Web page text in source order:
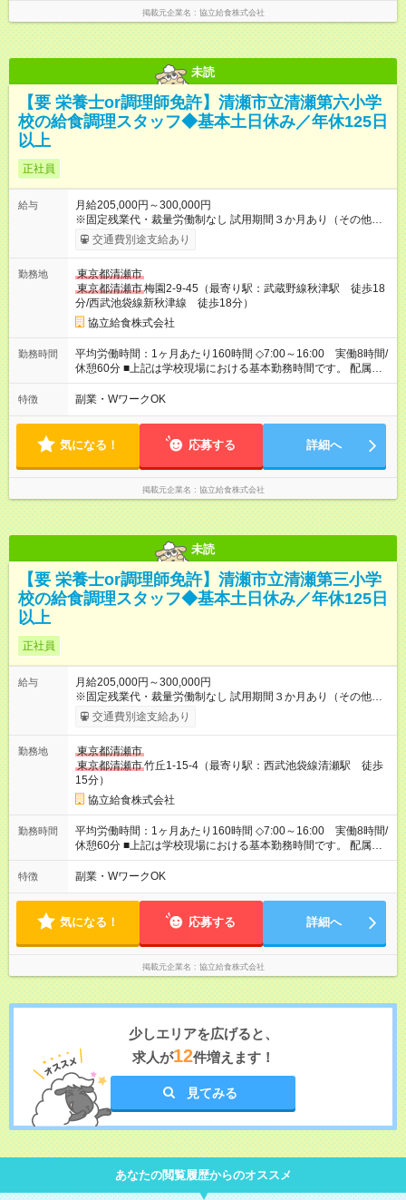
ております。 ■労働時間8時間未満となる勤務日でも、「1日勤
務」として扱われます。
掲載元企業名 協立給食株式会社
未読
【要 栄養士or調理師免許】清瀬市立清瀬第六小学
校の給食調理スタッフ◆基本土日休み／年休125日
以上
正社員
給与
月給205,000円～300,000円
※固定残業代・裁量労働制なし 試用期間３か月あり（その他雇
用条件に変更無し） 賞与あり（年２回） 交通費支給（社内規定
による） 【試用期間】試用期間あり 試用期間の長さ：3ヶ月 雇
交通費別途支給あり
勤務地
東京都清瀬市
東京都清瀬市梅園2-9-45（最寄り駅：武蔵野線秋津駅 徒歩18
分/西武池袋線新秋津線 徒歩18分）
協立給食株式会社
勤務時間
平均労働時間：1ヶ月あたり160時間 ◇7:00～16:00 実働8時間/
休憩60分 ■上記は学校現場における基本勤務時間です。 配属先
により始業時間・終業時間が多少前後します。 ■学校現場配属の
社員を対象に、1年単位の変形労働時間制を導入しております。
れます。 平均労働時間：1ヶ月あたり160時間 ◇7:00～16:00
実働8時間/休憩60分 ■上記は学校現場における基本勤務時間で
す。 配属先により始業時間・終業時間が多少前後します。 ■学
校現場配属の社員を対象に、1年単位の変形労働時間制を導入し
ております。 ■労働時間8時間未満となる勤務日でも、「1日勤
務」として扱われます。
特徴 副業・WワークOK
気になる！ 応募する 詳細へ
掲載元企業名 協立給食株式会社
未読
【要 栄養士or調理師免許】清瀬市立清瀬第三小学
校の給食調理スタッフ◆基本土日休み／年休125日
以上
正社員
給与
月給205,000円～300,000円
※固定残業代・裁量労働制なし 試用期間３か月あり（その他雇
用条件に変更無し） 賞与あり（年２回） 交通費支給（社内規定
による） 【試用期間】試用期間あり 試用期間の長さ：3ヶ月 雇
交通費別途支給あり
勤務地
東京都清瀬市
東京都清瀬市竹丘1-15-4（最寄り駅：西武池袋線清瀬駅 徒歩
15分）
協立給食株式会社
勤務時間
平均労働時間：1ヶ月あたり160時間 ◇7:00～16:00 実働8時間/
休憩60分 ■上記は学校現場における基本勤務時間です。 配属先
により始業時間・終業時間が多少前後します。 ■学校現場配属の
社員を対象に、1年単位の変形労働時間制を導入しております。
れます。 平均労働時間：1ヶ月あたり160時間 ◇7:00～16:00
実働8時間/休憩60分 ■上記は学校現場における基本勤務時間で
す。 配属先により始業時間・終業時間が多少前後します。 ■学
校現場配属の社員を対象に、1年単位の変形労働時間制を導入し
ております。 ■労働時間8時間未満となる勤務日でも、「1日勤
務」として扱われます。
特徴 副業・WワークOK
気になる！ 応募する 詳細へ
掲載元企業名 協立給食株式会社
少しエリアを広げると、
求人が12件増えます！
見てみる
あなたの閲覧履歴からのオススメ